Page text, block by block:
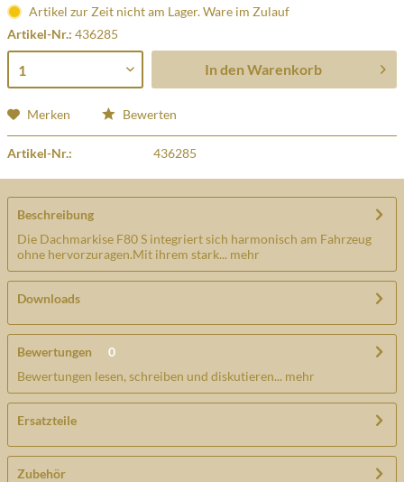
Artikel zur Zeit nicht am Lager. Ware im Zulauf
Artikel-Nr.: 436285
In den Warenkorb
Merken Bewerten
Artikel-Nr.: 436285
Beschreibung
Die Dachmarkise F80 S integriert sich harmonisch am Fahrzeug
ohne hervorzuragen.Mit ihrem stark... mehr
Downloads
Bewertungen
0
Bewertungen lesen, schreiben und diskutieren... mehr
Ersatzteile
Zubehör